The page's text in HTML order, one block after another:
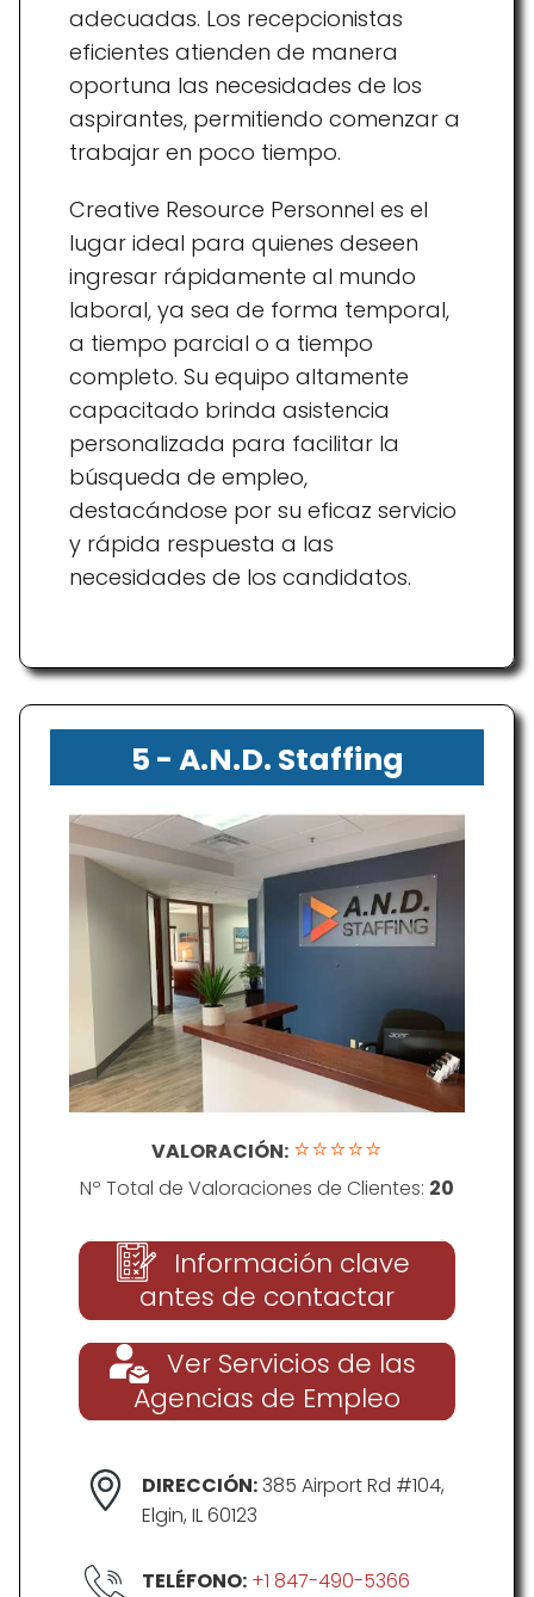
adecuadas. Los recepcionistas
eficientes atienden de manera
oportuna las necesidades de los
aspirantes, permitiendo comenzar a
trabajar en poco tiempo.
Creative Resource Personnel es el
lugar ideal para quienes deseen
ingresar rápidamente al mundo
laboral, ya sea de forma temporal,
a tiempo parcial o a tiempo
completo. Su equipo altamente
capacitado brinda asistencia
personalizada para facilitar la
búsqueda de empleo,
destacándose por su eficaz servicio
y rápida respuesta a las
necesidades de los candidatos.
5 - A.N.D. Staffing
VALORACIÓN: ⭐⭐⭐⭐⭐
Nº Total de Valoraciones de Clientes: 20
Información clave
antes de contactar
Ver Servicios de las
Agencias de Empleo
DIRECCIÓN:385 Airport Rd #104,
Elgin, IL 60123
TELÉFONO: +1 847-490-5366